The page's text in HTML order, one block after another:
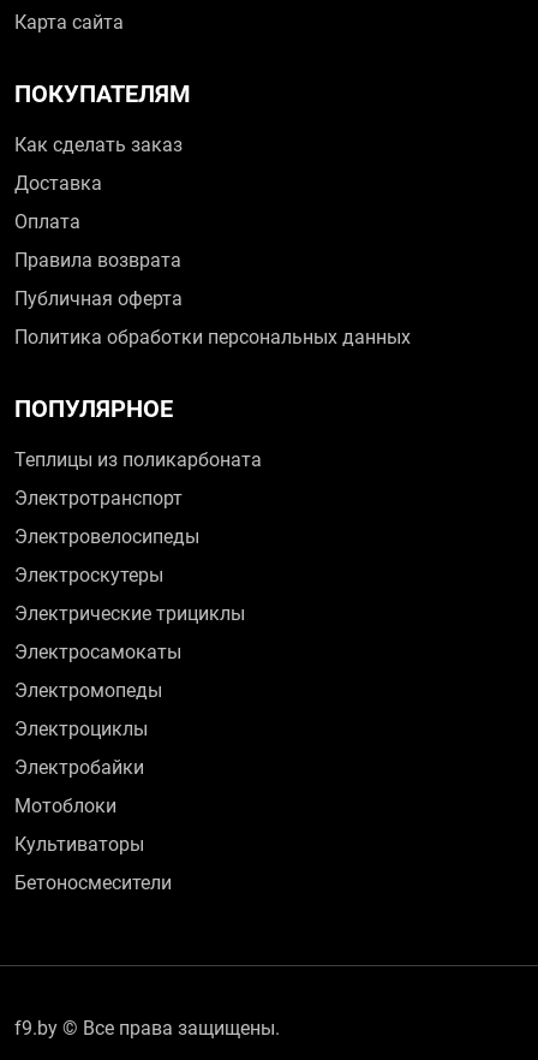
Карта сайта
ПОКУПАТЕЛЯМ
Как сделать заказ
Доставка
Оплата
Правила возврата
Публичная оферта
Политика обработки персональных данных
ПОПУЛЯРНОЕ
Теплицы из поликарбоната
Электротранспорт
Электровелосипеды
Электроскутеры
Электрические трициклы
Электросамокаты
Электромопеды
Электроциклы
Электробайки
Мотоблоки
Культиваторы
Бетоносмесители
f9.by © Все права защищены.